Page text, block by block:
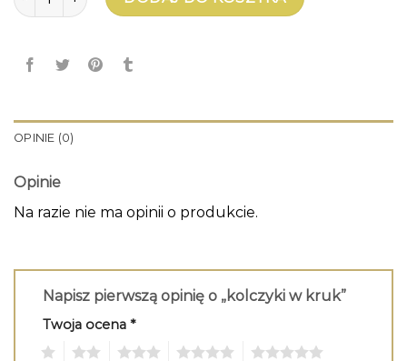
OPINIE (0)
Opinie
Na razie nie ma opinii o produkcie.
Napisz pierwszą opinię o „kolczyki w kruk”
Twoja ocena *